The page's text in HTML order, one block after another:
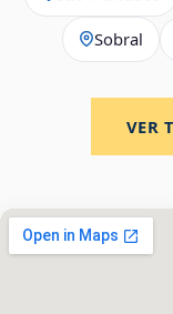
Sobral
VER